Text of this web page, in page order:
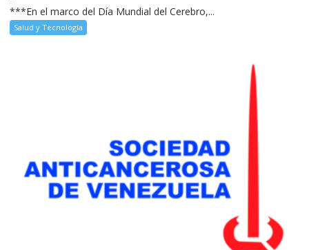
***En el marco del Día Mundial del Cerebro,...
Salud y Tecnología